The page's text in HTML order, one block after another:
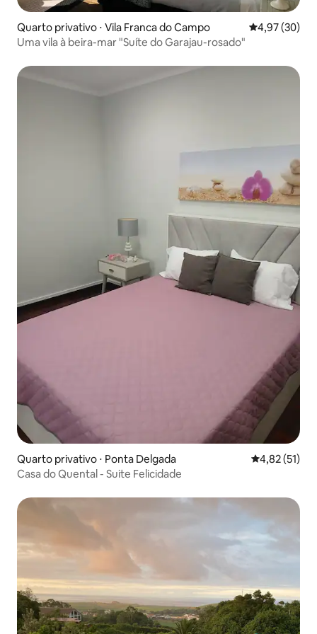
Quarto privativo ⋅ Vila Franca do Campo 4,97 de uma
4,97 (30)
Uma vila à beira-mar "Suíte do Garajau-rosado"
Quarto privativo ⋅ Ponta Delgada 4,82 de uma
4,82 (51)
Casa do Quental - Suite Felicidade